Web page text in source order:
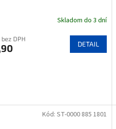
Skladom do 3 dní
DPH
DETAIL
Kód: ST-0000 885 1801